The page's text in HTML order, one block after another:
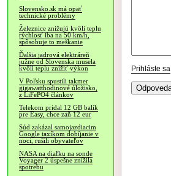
Slovensko.sk má opäť
technické problémy
Železnice znižujú kvôli teplu
rýchlosť iba na 50 km/h,
spôsobuje to meškanie
Ďalšia jadrová elektráreň
južne od Slovenska musela
kvôli teplu znížiť výkon
V Poľsku spustili takmer
gigawatthodinové úložisko,
z LiFePO4 článkov
Telekom pridal 12 GB balík
pre Easy, chce zaň 12 eur
Súd zakázal samojazdiacim
Google taxíkom dobíjanie v
noci, rušili obyvateľov
NASA na diaľku na sonde
Voyager 2 úspešne znížila
spotrebu
Prihláste sa